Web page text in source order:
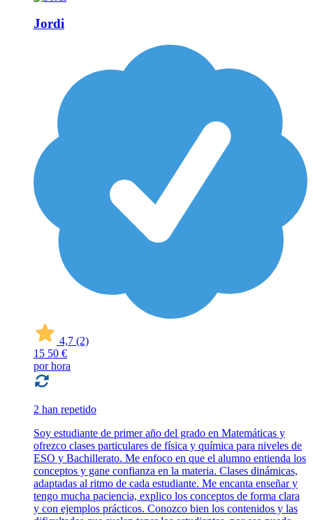
Jordi
4,7 (2)
15 50 €
por hora
2 han repetido
Soy estudiante de primer año del grado en Matemáticas y
ofrezco clases particulares de física y química para niveles de
ESO y Bachillerato. Me enfoco en que el alumno entienda los
conceptos y gane confianza en la materia. Clases dinámicas,
adaptadas al ritmo de cada estudiante. Me encanta enseñar y
tengo mucha paciencia, explico los conceptos de forma clara
y con ejemplos prácticos. Conozco bien los contenidos y las